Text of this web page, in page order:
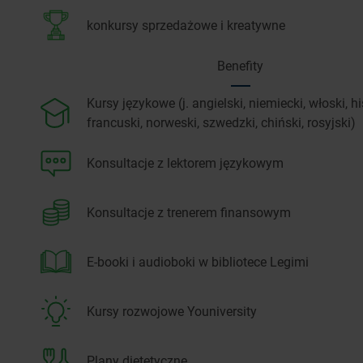
konkursy sprzedażowe i kreatywne
Benefity
Kursy językowe (j. angielski, niemiecki, włoski,
francuski, norweski, szwedzki, chiński, rosyjski)
Konsultacje z lektorem językowym
Konsultacje z trenerem finansowym
E-booki i audioboki w bibliotece Legimi
Kursy rozwojowe Youniversity